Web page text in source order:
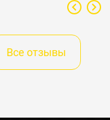
Все отзывы